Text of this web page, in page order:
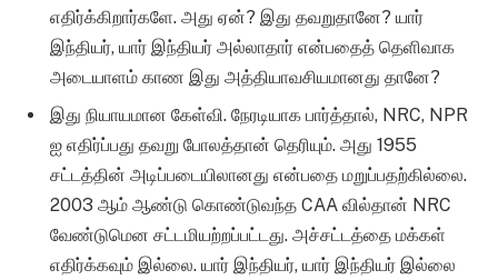
எதிர்க்கிறார்களே. அது ஏன்? இது தவறுதானே? யார்
இந்தியர், யார் இந்தியர் அல்லாதார் என்பதைத் தெளிவாக
அடையாளம் காண இது அத்தியாவசியமானது தானே?
இது நியாயமான கேள்வி. நேரடியாக பார்த்தால், NRC, NPR
ஐ எதிர்ப்பது தவறு போலத்தான் தெரியும். அது 1955
சட்டத்தின் அடிப்படையிலானது என்பதை மறுப்பதற்கில்லை.
2003 ஆம் ஆண்டு கொண்டுவந்த CAA வில்தான் NRC
வேண்டுமென சட்டமியற்றப்பட்டது. அச்சட்டத்தை மக்கள்
எதிர்க்கவும் இல்லை. யார் இந்தியர், யார் இந்தியர் இல்லை